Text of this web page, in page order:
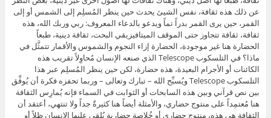
عن ذلك هذه ثقافة، نفس الشيئ يحدث حين ينظر المُسلِم إلى الشمس أو إلى
القمر، حين يرى القمر بدراً تماً ويدعو بالدعاء المعروف: ربي وربك الله، هذه
ثقافة، ثقافة تتجاوز حتى الموقف الميتافيزيقي البحت، ثقافة دينية، طبعاً
الحضارة هنا غير موجودة، الحضارة إزاء النجوم والشموس والأقمار تتمثَّل في
ماذا؟ في التلسكوب Telescope الذي صنعه الإنسان مُحاوِلاً تقريب هذه
الكائنات أو الأجرام البعيدة، هذه حضارة، لكن حين ينظر المُسلِم عبر هذا
التلسكوب Telescope ويُسبِّح الله – تبارك وتعالى – وربما تحفزه فكرة أن يُوفِّق
بين نص قرآني وبين هذه السابحات أو الثوابت في السماء فإنه يُمارِس الثقافة
هنا مُعتمِداً على منتوج حضاري، والأمثلة أيضاً هنا كثيرةٌ جداً ولا تنتهي، أعتقد أن
الثقافة هي هذه، منتوج حضاري أو خُلاصة حضارية يُلقي عليها الإنسان ظلاً أو